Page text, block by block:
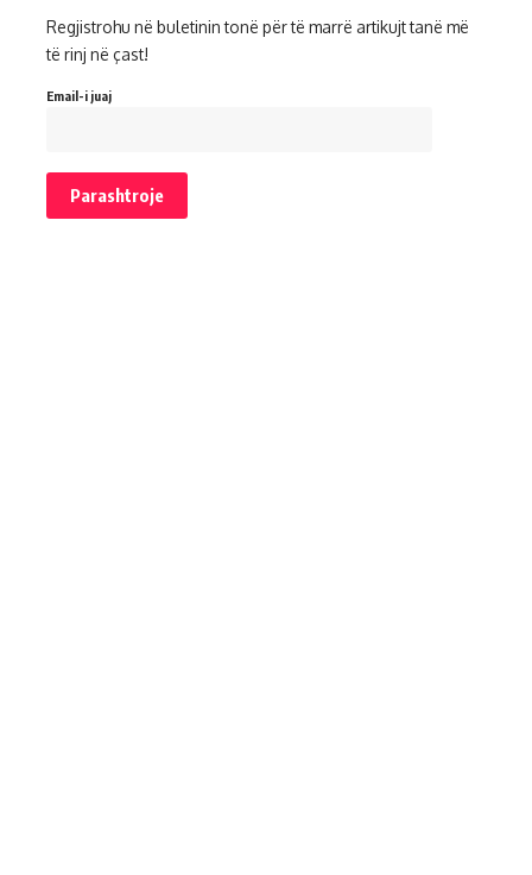
Regjistrohu në buletinin tonë për të marrë artikujt tanë më
të rinj në çast!
Email-i juaj